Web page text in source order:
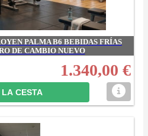
PALMA B6 BEBIDAS FRÍAS
DE CAMBIO NUEVO
1.340,00 €
CESTA